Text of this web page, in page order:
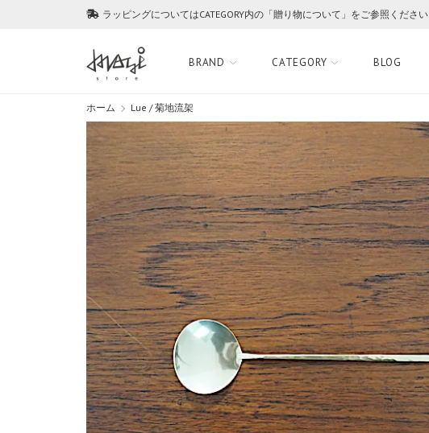
ラッピングについてはCATEGORY内の「贈り物について」をご参照ください
BRAND CATEGORY BLOG
ホーム Lue / 菊地流架